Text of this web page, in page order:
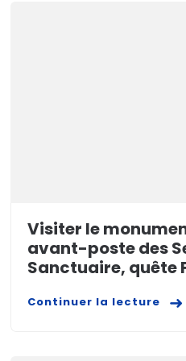
Visiter le
avant-poste des
Sanctuaire, quête
Continuer la lecture